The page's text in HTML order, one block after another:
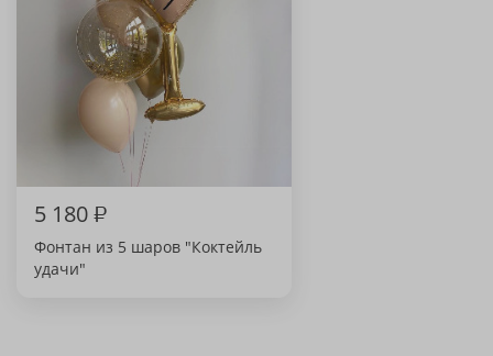
5 180₽
Фонтан из 5 шаров "Коктейль
удачи"